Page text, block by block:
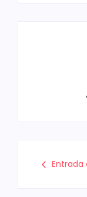
Entrada